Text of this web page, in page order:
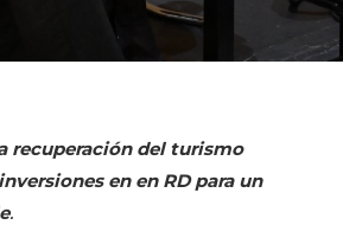
recuperación del turismo
en en RD para un
.